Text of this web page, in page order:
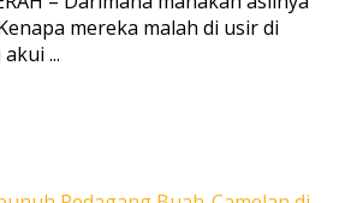
mereka malah di usir di
...